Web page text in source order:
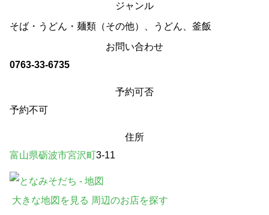
ジャンル
そば・うどん・麺類（その他）、うどん、釜飯
お問い合わせ
0763-33-6735
予約可否
予約不可
住所
富山県砺波市宮沢町3-11
大きな地図を見る 周辺のお店を探す